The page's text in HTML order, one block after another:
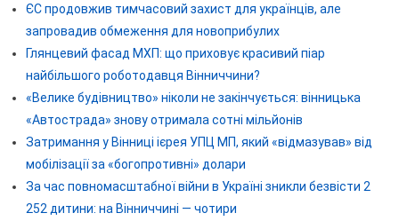
ЄС продовжив тимчасовий захист для українців, але
запровадив обмеження для новоприбулих
Глянцевий фасад МХП: що приховує красивий піар
найбільшого роботодавця Вінниччини?
«Велике будівництво» ніколи не закінчується: вінницька
«Автострада» знову отримала сотні мільйонів
Затримання у Вінниці ієрея УПЦ МП, який «відмазував» від
мобілізації за «богопротивні» долари
За час повномасштабної війни в Україні зникли безвісти 2
252 дитини: на Вінниччині — чотири